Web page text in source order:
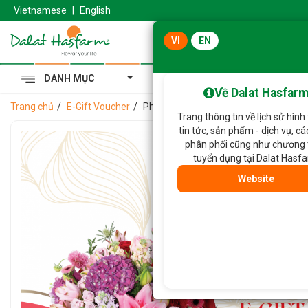
Vietnamese English
DANH MỤC
Trang chủ E-Gift Voucher Phiếu quà tặng điện tử Dalat Hasfarm
VI EN
Về Dalat Hasfarm
Trang thông tin về lịch sử hình
tin tức, sản phẩm - dịch vụ,
phân phối cũng như chương
tuyển dụng tại Dalat
Website